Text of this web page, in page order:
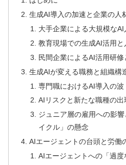
生成AI導入の加速と企業の人
大手企業による大規模なAI
教育現場での生成AI活用
民間企業によるAI活用研
生成AIが変える職務と組織構
専門職におけるAI導入の波
AIリスクと新たな職種の出
ジュニア層の雇用への影
イクル」の懸念
AIエージェントの台頭と労働
AIエージェントへの「過